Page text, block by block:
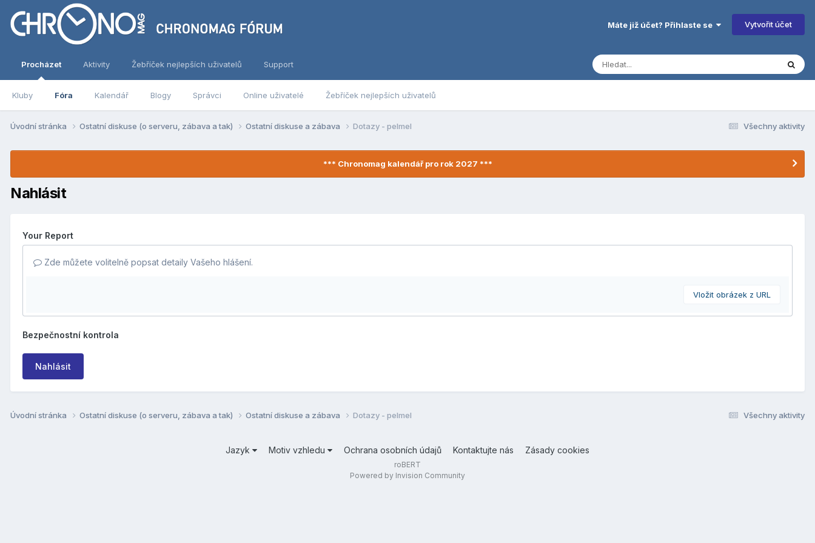
Máte již účet? Přihlaste se Vytvořit účet
Procházet
Kluby Fóra Kalendář Blogy Správci Online uživatelé Žebříček nejlepších uživatelů
Aktivity Žebříček nejlepších uživatelů Support
Všechny aktivity
Úvodní stránka Ostatní diskuse (o serveru, zábava a tak) Ostatní diskuse a zábava Dotazy - pelmel
*** Chronomag kalendář pro rok 2027 ***
Nahlásit
Your Report
Zde můžete volitelně popsat detaily Vašeho hlášení.
Vložit obrázek z URL
Bezpečnostní kontrola
Nahlásit
Všechny aktivity
Úvodní stránka Ostatní diskuse (o serveru, zábava a tak) Ostatní diskuse a zábava Dotazy - pelmel
Jazyk Motiv vzhledu Ochrana osobních údajů Kontaktujte nás Zásady cookies
roBERT
Powered by Invision Community